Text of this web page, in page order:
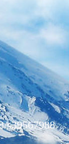
s39567988